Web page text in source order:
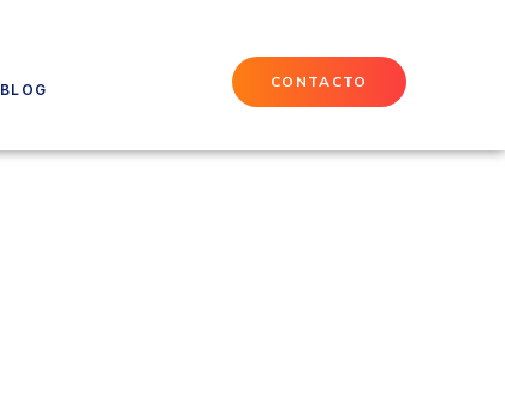
BLOG CONTACTO